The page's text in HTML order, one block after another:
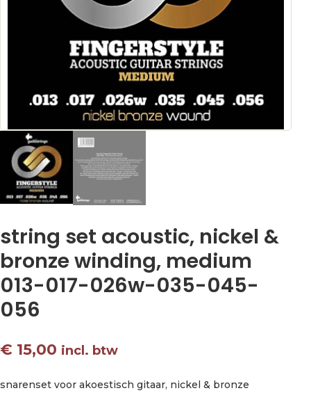
string set acoustic, nickel &
bronze winding, medium
013-017-026w-035-045-
056
€ 15,00 incl. btw
snarenset voor akoestisch gitaar, nickel & bronze